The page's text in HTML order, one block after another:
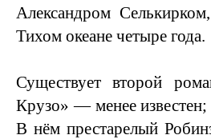
Александром
Тихом океане четыре года.
Существует второй
Крузо» — менее
В нём престарелый